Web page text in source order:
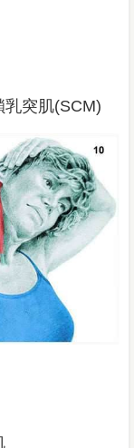
乳突肌(SCM)